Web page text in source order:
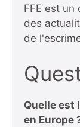
FFE est un
des
de
Quelle est
en Europe